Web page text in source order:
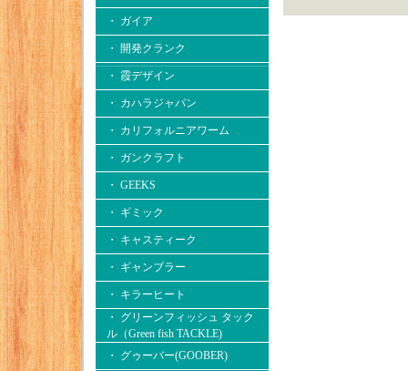
・ ガイア
・ 開発クランク
・ 霞デザイン
・ カハラジャパン
・ カリフォルニアワーム
・ ガンクラフト
・ GEEKS
・ ギミック
・ キャスティーク
・ ギャンブラー
・ キラーヒート
・ グリーンフィッシュ タック
ル（Green fish TACKLE)
・ グゥーバー(GOOBER)